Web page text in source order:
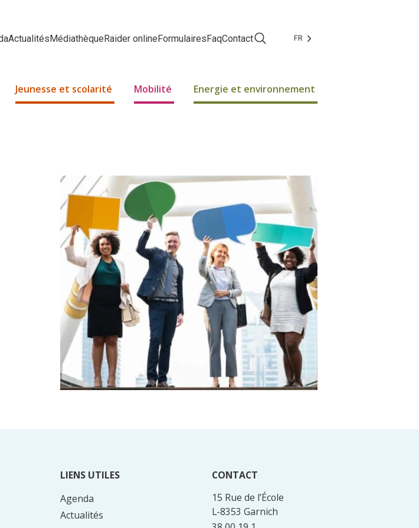
ActualitésMédiathèqueRaider onlineFormulairesFaqContact Facebook
Instagram
FR
Jeunesse et scolarité Mobilité Energie et environnement
LIENS UTILES
Agenda
Actualités
CONTACT
15 Rue de l’École
L-8353 Garnich